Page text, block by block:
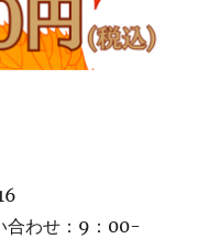
合わせ：9：00-